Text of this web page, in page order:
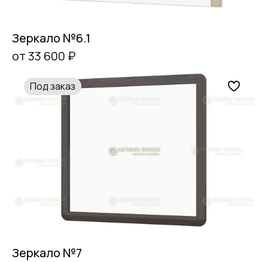
Зеркало №6.1
от 33 600 ₽
Под заказ
Зеркало №7